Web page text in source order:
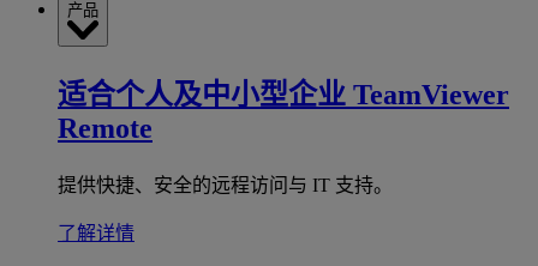
产品
适合个人及中小型企业 TeamViewer
Remote
提供快捷、安全的远程访问与 IT 支持。
了解详情